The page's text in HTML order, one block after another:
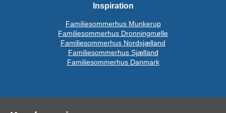
Inspiration
Familiesommerhus Munkerup
Familiesommerhus Dronningmølle
Familiesommerhus Nordsjælland
Familiesommerhus Sjælland
Familiesommerhus Danmark